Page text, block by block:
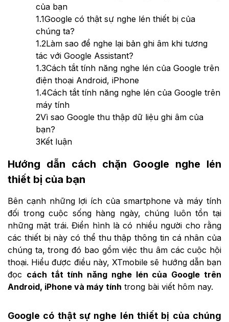
của bạn
1.1Google có thật sự nghe lén thiết bị của
chúng ta?
1.2Làm sao để nghe lại bản ghi âm khi tương
tác với Google Assistant?
1.3Cách tắt tính năng nghe lén của Google trên
điện thoại Android, iPhone
1.4Cách tắt tính năng nghe lén của Google trên
máy tính
2Vì sao Google thu thập dữ liệu ghi âm của
bạn?
3Kết luận
Hướng dẫn cách chặn Google nghe lén
thiết bị của bạn
Bên cạnh những lợi ích của smartphone và máy tính
đối trong cuộc sống hàng ngày, chúng luôn tồn tại
những mặt trái. Điển hình là có nhiều người cho rằng
các thiết bị này có thể thu thập thông tin cá nhân của
chúng ta, trong đó bao gồm việc thu âm các cuộc hội
thoại. Hiểu được điều này, XTmobile sẽ hướng dẫn bạn
đọc cách tắt tính năng nghe lén của Google trên
Android, iPhone và máy tính trong bài viết hôm nay.
Google có thật sự nghe lén thiết bị của chúng